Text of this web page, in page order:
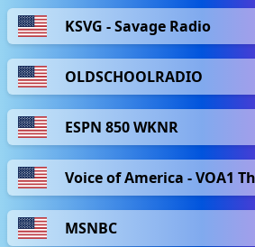
KSVG - Savage Radio
OLDSCHOOLRADIO
ESPN 850 WKNR
Voice of America - VOA1
MSNBC